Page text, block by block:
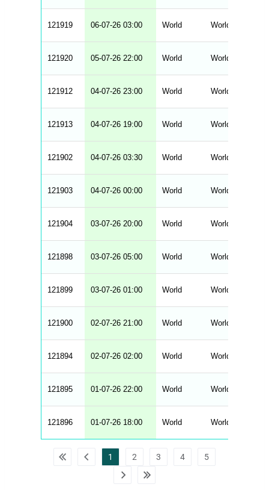
e
s
121919 06-07-26 03:00 World World Cup -
121920 05-07-26 22:00 World World Cup -
121912 04-07-26 23:00 World World Cup -
121913 04-07-26 19:00 World World Cup -
121902 04-07-26 03:30 World World Cup -
121903 04-07-26 00:00 World World Cup -
121904 03-07-26 20:00 World World Cup -
121898 03-07-26 05:00 World World Cup -
121899 03-07-26 01:00 World World Cup -
121900 02-07-26 21:00 World World Cup -
121894 02-07-26 02:00 World World Cup -
121895 01-07-26 22:00 World World Cup -
121896 01-07-26 18:00 World World Cup -
1 2 3 4 5